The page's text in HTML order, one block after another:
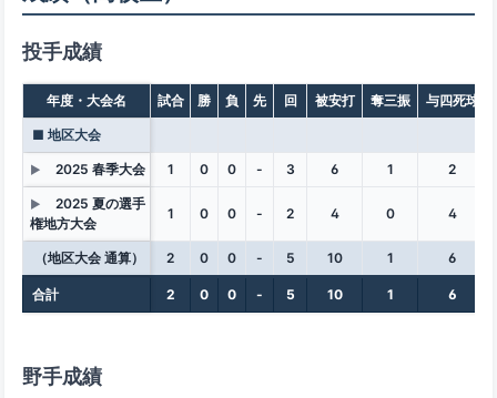
投手成績
年度・大会名 試合 勝 負 先 回 被安打 奪三振 与四死球
■ 地区大会
▶ 2025 春季大会 1 0 0 - 3 6 1 2
▶
2025 夏の選手
権地方大会
1 0 0 - 2 4 0 4
（地区大会 通算） 2 0 0 - 5 10 1 6
合計 2 0 0 - 5 10 1 6
野手成績